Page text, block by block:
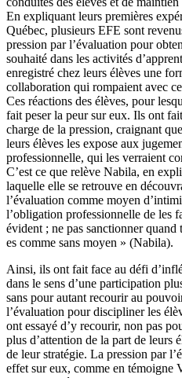
En expliquant leurs premières
Québec, plusieurs EFE sont
pression par l’évaluation pour
souhaité dans les activités
enregistré chez leurs élèves une
collaboration qui rompaient avec
Ces réactions des élèves, pour
fait peser la peur sur eux. Ils ont
charge de la pression, craignant
leurs élèves les expose aux
professionnelle, qui les verraient
C’est ce que relève Nabila, en
laquelle elle se retrouve en
l’évaluation comme moyen
l’obligation professionnelle de les
évident ; ne pas sanctionner quand
es comme sans moyen » (Nabila).
Ainsi, ils ont fait face au défi
dans le sens d’une participation
sans pour autant recourir au
l’évaluation pour discipliner les
ont essayé d’y recourir, non pas
plus d’attention de la part de leurs
de leur stratégie. La pression par
effet sur eux, comme en témoigne